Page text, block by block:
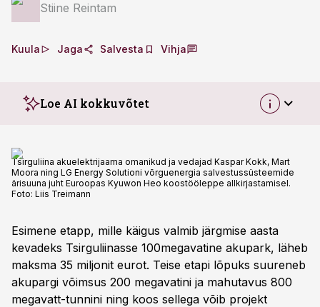
Stiine Reintam
Kuula Jaga Salvesta Vihja
Loe AI kokkuvõtet
Tsirguliina akuelektrijaama omanikud ja vedajad Kaspar Kokk, Mart
Moora ning LG Energy Solutioni võrguenergia salvestussüsteemide
ärisuuna juht Euroopas Kyuwon Heo koostööleppe allkirjastamisel.
Foto: Liis Treimann
Esimene etapp, mille käigus valmib järgmise aasta
kevadeks Tsirguliinasse 100megavatine akupark, läheb
maksma 35 miljonit eurot. Teise etapi lõpuks suureneb
akupargi võimsus 200 megavatini ja mahutavus 800
megavatt-tunnini ning koos sellega võib projekt